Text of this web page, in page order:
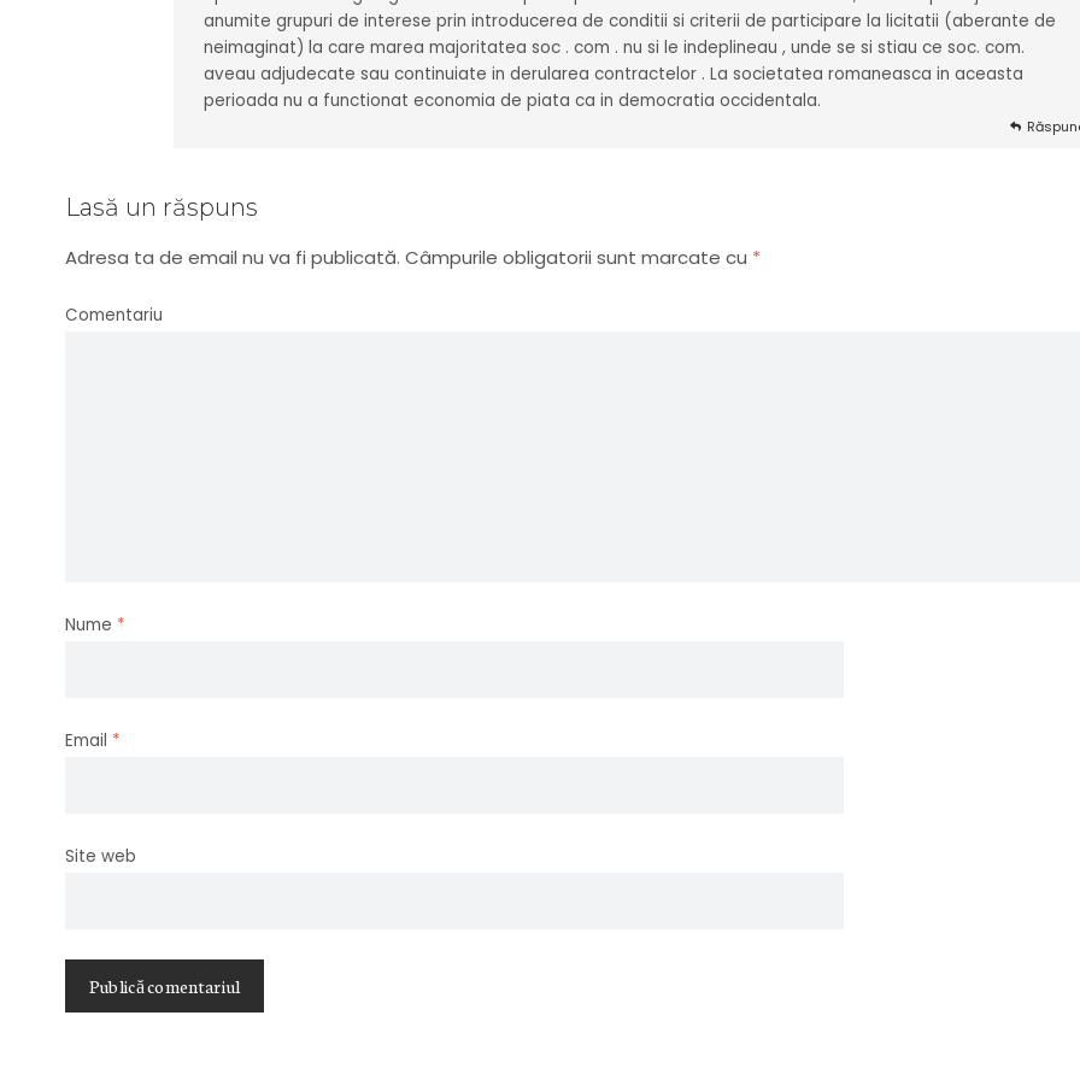
anumite grupuri de interese prin introducerea de conditii si criterii de participare la licitatii (aberante de
neimaginat) la care marea majoritatea soc . com . nu si le indeplineau , unde se si stiau ce soc. com.
aveau adjudecate sau continuiate in derularea contractelor . La societatea romaneasca in aceasta
perioada nu a functionat economia de piata ca in democratia occidentala.
Lasă un răspuns
Adresa ta de email nu va fi publicată. Câmpurile obligatorii sunt marcate cu *
Comentariu
Nume *
Email *
Site web